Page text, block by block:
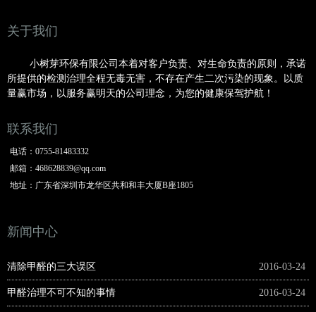
关于我们
小树芽环保有限公司本着对客户负责、对生命负责的原则，承诺
所提供的检测治理全程无毒无害，不存在产生二次污染的现象。以质
量赢市场，以服务赢明天的公司理念，为您的健康保驾护航！
电话： 0755-81483332
邮箱： 468628839@qq.com
地址： 广东省深圳市龙华区共和和丰大厦B座1805
联系我们
新闻中心
2016-03-24
清除甲醛的三大误区
2016-03-24
甲醛治理不可不知的事情